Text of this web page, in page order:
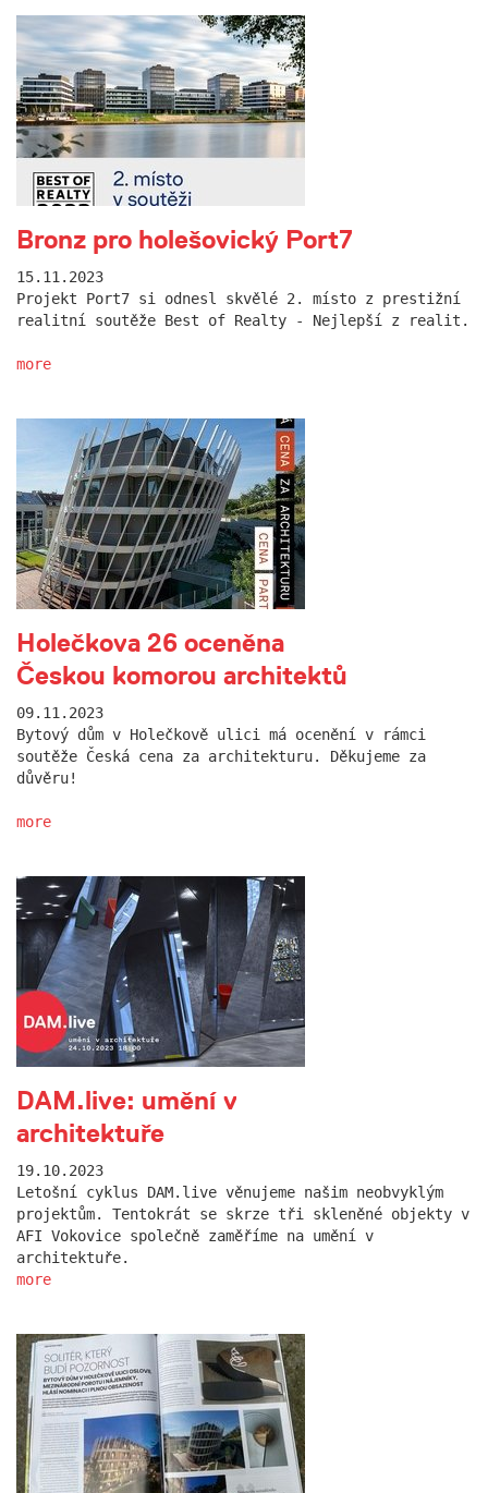
Bronz pro holešovický Port7
15.11.2023
Projekt Port7 si odnesl skvělé 2. místo z prestižní
realitní soutěže Best of Realty - Nejlepší z realit.
more
Holečkova 26 oceněna
Českou komorou architektů
09.11.2023
Bytový dům v Holečkově ulici má ocenění v rámci
soutěže Česká cena za architekturu. Děkujeme za
důvěru!
more
DAM.live: umění v
architektuře
19.10.2023
Letošní cyklus DAM.live věnujeme našim neobvyklým
projektům. Tentokrát se skrze tři skleněné objekty v
AFI Vokovice společně zaměříme na umění v
architektuře.
more